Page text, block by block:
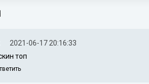
2021-06-17 20:16:33
топ